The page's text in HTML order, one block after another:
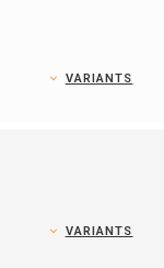
VARIANTS
VARIANTS